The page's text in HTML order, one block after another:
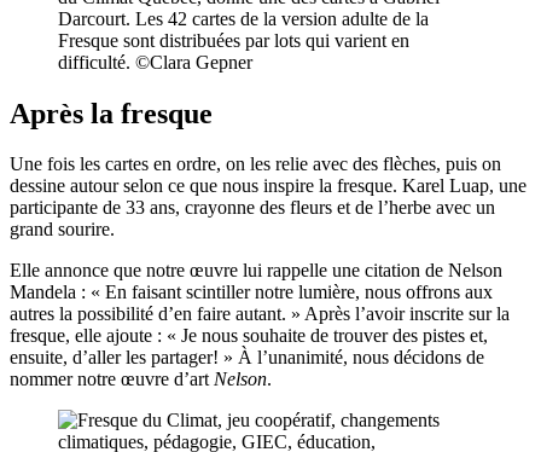
Darcourt. Les 42 cartes de la version adulte de la
Fresque sont distribuées par lots qui varient en
difficulté. ©Clara Gepner
Après la fresque
Une fois les cartes en ordre, on les relie avec des flèches, puis on
dessine autour selon ce que nous inspire la fresque. Karel Luap, une
participante de 33 ans, crayonne des fleurs et de l’herbe avec un
grand sourire.
Elle annonce que notre œuvre lui rappelle une citation de Nelson
Mandela : « En faisant scintiller notre lumière, nous offrons aux
autres la possibilité d’en faire autant. » Après l’avoir inscrite sur la
fresque, elle ajoute : « Je nous souhaite de trouver des pistes et,
ensuite, d’aller les partager! » À l’unanimité, nous décidons de
nommer notre œuvre d’artNelson.